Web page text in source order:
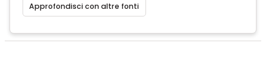
Approfondisci con altre fonti